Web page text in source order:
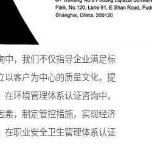
中，我们不仅指导企业满足标
以客户为中心的质量文化，提
环境管理体系认证咨询中，
素，制定管控措施，实现经济
在职业安全卫生管理体系认证